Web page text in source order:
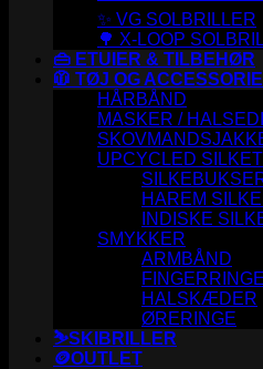
✨ VG SOLBRILLER
🌳 X-LOOP
👜 ETUIER & TILBEHØR
🧥 TØJ OG
HÅRBÅND
MASKER /
UPCYCLED
HAREM
INDISKE
SMYKKER
ARMBÅND
FINGERRINGE
HALSKÆDER
ØRERINGE
⛷️SKIBRILLER
🪙OUTLET